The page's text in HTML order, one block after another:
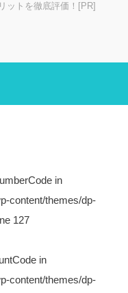
ットを徹底評価！[PR]
in
content/themes/dp-
127
in
content/themes/dp-